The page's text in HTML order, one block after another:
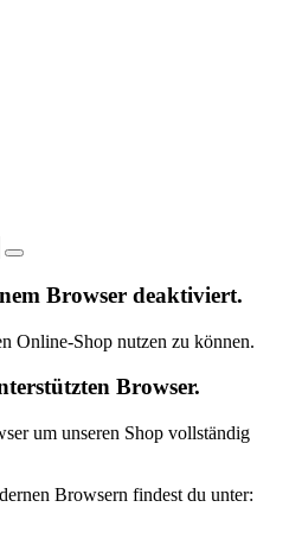
Browser deaktiviert.
Online-Shop nutzen zu können.
Browser.
um unseren Shop vollständig
Browsern findest du unter: